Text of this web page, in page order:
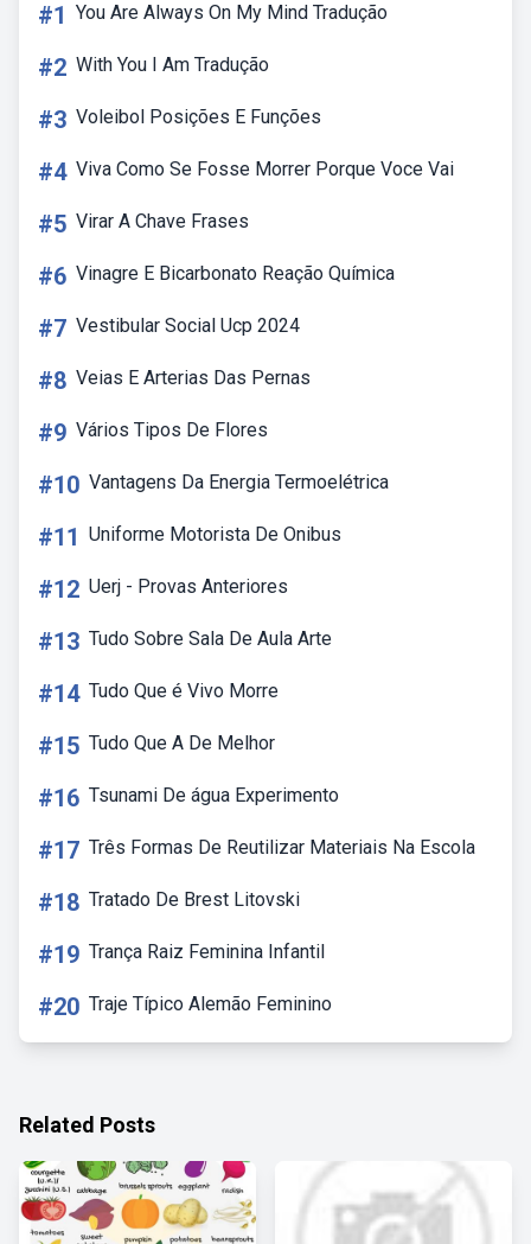
#1 You Are Always On My Mind Tradução
#2 With You I Am Tradução
#3 Voleibol Posições E Funções
#4 Viva Como Se Fosse Morrer Porque Voce Vai
#5 Virar A Chave Frases
#6 Vinagre E Bicarbonato Reação Química
#7 Vestibular Social Ucp 2024
#8 Veias E Arterias Das Pernas
#9 Vários Tipos De Flores
#10 Vantagens Da Energia Termoelétrica
#11 Uniforme Motorista De Onibus
#12 Uerj - Provas Anteriores
#13 Tudo Sobre Sala De Aula Arte
#14 Tudo Que é Vivo Morre
#15 Tudo Que A De Melhor
#16 Tsunami De água Experimento
#17 Três Formas De Reutilizar Materiais Na Escola
#18 Tratado De Brest Litovski
#19 Trança Raiz Feminina Infantil
#20 Traje Típico Alemão Feminino
Related Posts